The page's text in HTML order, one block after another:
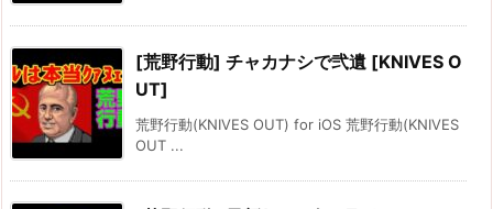
[荒野行動] チャカナシで弐遺 [KNIVES O
UT]
荒野行動(KNIVES OUT) for iOS 荒野行動(KNIVES
OUT ...